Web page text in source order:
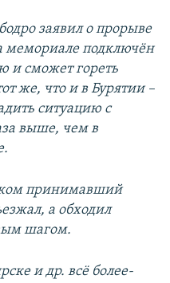
заявил о прорыве
мемориале подключён
и сможет гореть
же, что и в Бурятии –
ситуацию с
выше, чем в
принимавший
а обходил
шагом.
и др. всё более-